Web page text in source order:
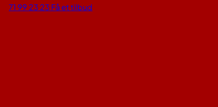
71 99 23 23 Få et tilbud